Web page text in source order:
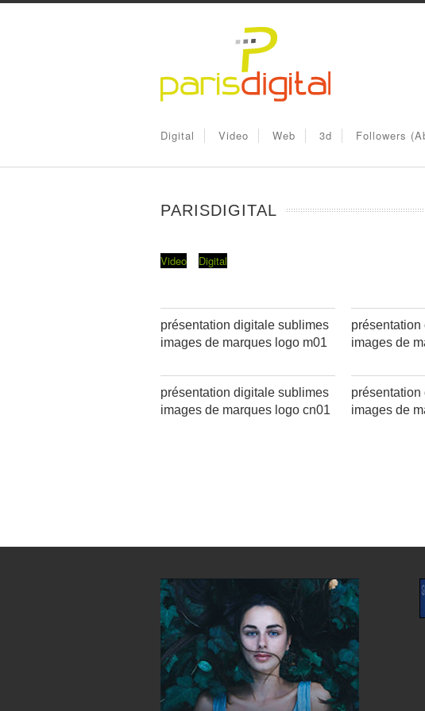
Digital Video Web 3d Followers
PARISDIGITAL
Video Digital
présentation digitale sublimes
images de marques logo m01
images de
présentation digitale sublimes
images de marques logo cn01
images de